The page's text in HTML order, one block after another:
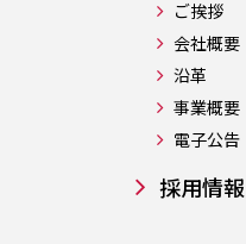
ご挨拶
会社概要
沿革
事業概要
電子公告
採用情報